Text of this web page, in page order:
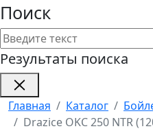
Поиск
Результаты поиска
Главная Каталог
Drazice OKC 250 NTR